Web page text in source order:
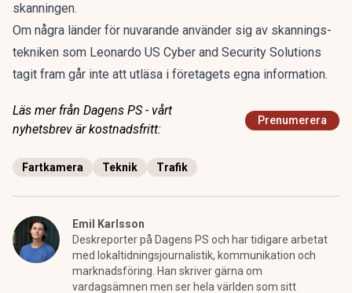
skanningen.
Om några länder för nuvarande använder sig av skannings-
tekniken som Leonardo US Cyber and Security Solutions
tagit fram går inte att utläsa i företagets egna information.
Läs mer från Dagens PS - vårt
nyhetsbrev är kostnadsfritt:
Prenumerera
Fartkamera Teknik Trafik
Emil Karlsson
Deskreporter på Dagens PS och har tidigare arbetat
med lokaltidningsjournalistik, kommunikation och
marknadsföring. Han skriver gärna om
vardagsämnen men ser hela världen som sitt